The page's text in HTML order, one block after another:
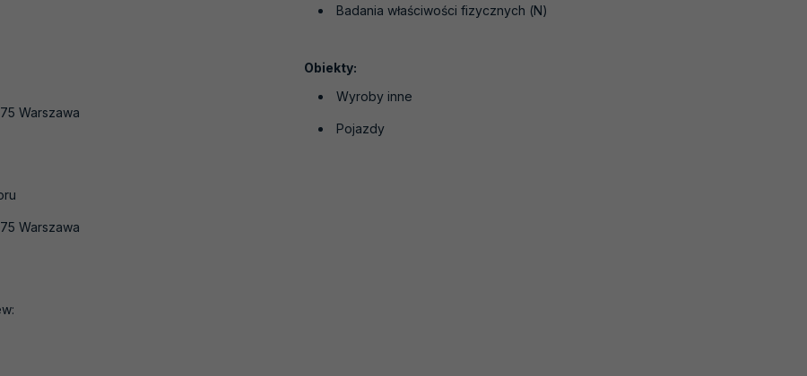
Warszawa
Warszawa
Badania właściwości fizycznych (N)
Obiekty:
Wyroby inne
Pojazdy